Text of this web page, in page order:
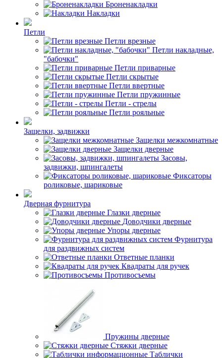
Броненакладки
Накладки
Петли
Петли врезные
Петли накладные,
"бабочки"
Петли приварные
Петли скрытые
Петли ввертные
Петли пружинные
Петли - стрелы
Петли рояльные
Защелки, задвижки
Защелки межкомнатные
Защелки дверные
Засовы,
задвижки, шпингалеты
Фиксаторы
роликовые, шариковые
Дверная фурнитура
Глазки дверные
Доводчики дверные
Упоры дверные
Фурнитура
для раздвижных систем
Ответные планки
Квадраты для ручек
Противосъемы
Пружины дверные
Стяжки дверные
Таблички